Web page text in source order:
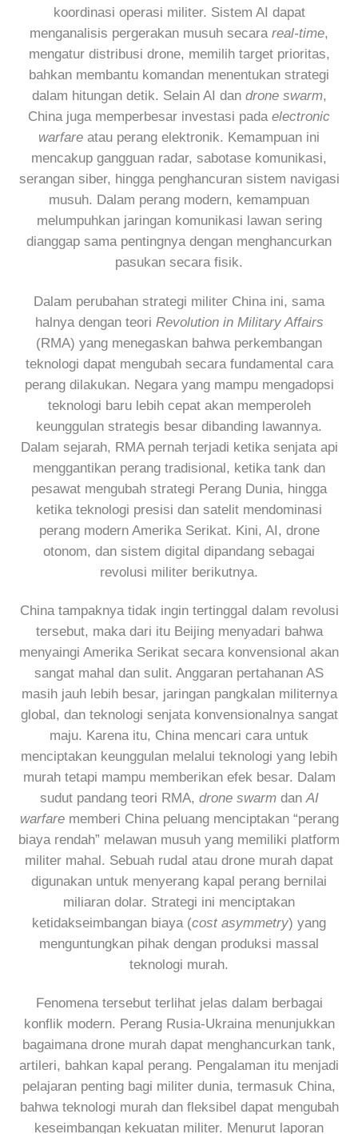
koordinasi operasi militer. Sistem AI dapat
menganalisis pergerakan musuh secara real-time,
mengatur distribusi drone, memilih target prioritas,
bahkan membantu komandan menentukan strategi
dalam hitungan detik. Selain AI dan drone swarm,
China juga memperbesar investasi pada electronic
warfare atau perang elektronik. Kemampuan ini
mencakup gangguan radar, sabotase komunikasi,
serangan siber, hingga penghancuran sistem navigasi
musuh. Dalam perang modern, kemampuan
melumpuhkan jaringan komunikasi lawan sering
dianggap sama pentingnya dengan menghancurkan
pasukan secara fisik.
Dalam perubahan strategi militer China ini, sama
halnya dengan teori Revolution in Military Affairs
(RMA) yang menegaskan bahwa perkembangan
teknologi dapat mengubah secara fundamental cara
perang dilakukan. Negara yang mampu mengadopsi
teknologi baru lebih cepat akan memperoleh
keunggulan strategis besar dibanding lawannya.
Dalam sejarah, RMA pernah terjadi ketika senjata api
menggantikan perang tradisional, ketika tank dan
pesawat mengubah strategi Perang Dunia, hingga
ketika teknologi presisi dan satelit mendominasi
perang modern Amerika Serikat. Kini, AI, drone
otonom, dan sistem digital dipandang sebagai
revolusi militer berikutnya.
China tampaknya tidak ingin tertinggal dalam revolusi
tersebut, maka dari itu Beijing menyadari bahwa
menyaingi Amerika Serikat secara konvensional akan
sangat mahal dan sulit. Anggaran pertahanan AS
masih jauh lebih besar, jaringan pangkalan militernya
global, dan teknologi senjata konvensionalnya sangat
maju. Karena itu, China mencari cara untuk
menciptakan keunggulan melalui teknologi yang lebih
murah tetapi mampu memberikan efek besar. Dalam
sudut pandang teori RMA, drone swarmdan AI
warfarememberi China peluang menciptakan “perang
biaya rendah” melawan musuh yang memiliki platform
militer mahal. Sebuah rudal atau drone murah dapat
digunakan untuk menyerang kapal perang bernilai
miliaran dolar. Strategi ini menciptakan
ketidakseimbangan biaya (cost asymmetry) yang
menguntungkan pihak dengan produksi massal
teknologi murah.
Fenomena tersebut terlihat jelas dalam berbagai
konflik modern. Perang Rusia-Ukraina menunjukkan
bagaimana drone murah dapat menghancurkan tank,
artileri, bahkan kapal perang. Pengalaman itu menjadi
pelajaran penting bagi militer dunia, termasuk China,
bahwa teknologi murah dan fleksibel dapat mengubah
keseimbangan kekuatan militer. Menurut laporan